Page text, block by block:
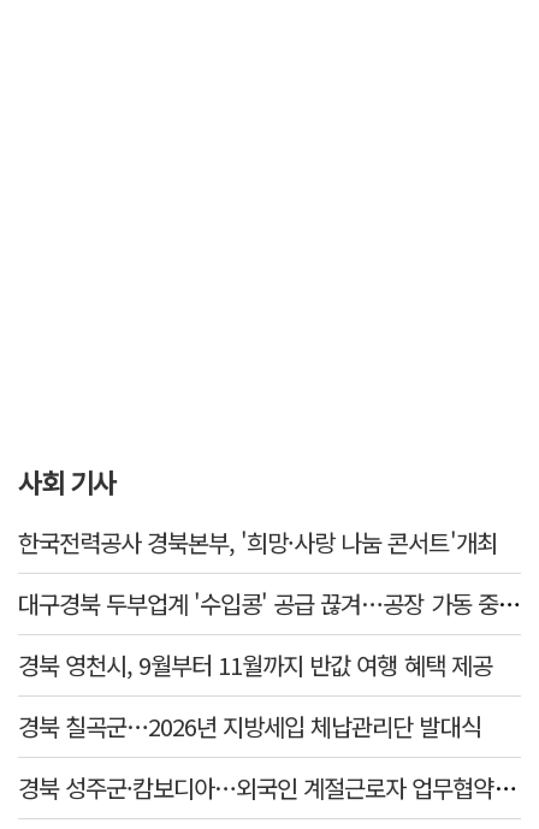
사회 기사
한국전력공사 경북본부, '희망·사랑 나눔 콘서트'개최
대구경북 두부업계 '수입콩' 공급 끊겨…공장 가동 중단 등 '존폐기로'
경북 영천시, 9월부터 11월까지 반값 여행 혜택 제공
경북 칠곡군…2026년 지방세입 체납관리단 발대식
경북 성주군·캄보디아…외국인 계절근로자 업무협약 체결